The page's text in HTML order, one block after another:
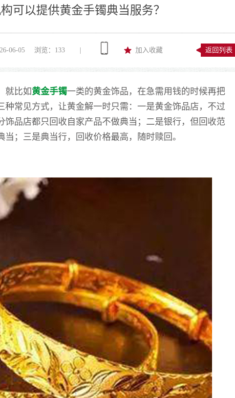
可以提供黄金手镯典当服务？
返回列表
加入收藏
06-05 浏览： 133
就比如黄金手镯一类的黄金饰品 ，在急需用钱的时候再把
种常见方式， 让黄金解一时只需： 一是黄金饰品店，不过
饰品店都只回收自家产品不做典当 ；二是银行，但回收范
当 ；三是典当行，回收价格最高，随时赎回。